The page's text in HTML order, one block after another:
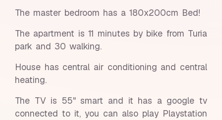
The master bedroom has a 180x200cm Bed!
The apartment is 11 minutes by bike from Turia
park and 30 walking.
House has central air conditioning and central
heating.
The TV is 55" smart and it has a google tv
connected to it, you can also play Playstation